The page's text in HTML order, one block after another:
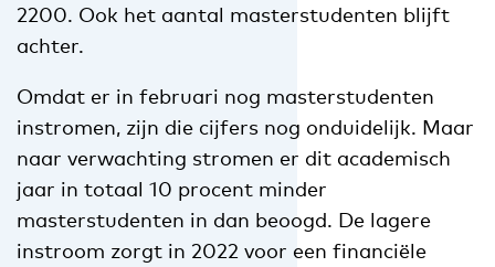
2200. Ook het aantal masterstudenten blijft
achter.
Omdat er in februari nog masterstudenten
instromen, zijn die cijfers nog onduidelijk. Maar
naar verwachting stromen er dit academisch
jaar in totaal 10 procent minder
masterstudenten in dan beoogd. De lagere
instroom zorgt in 2022 voor een financiële